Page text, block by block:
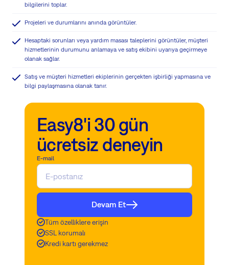
bilgilerini toplar.
Projeleri ve durumlarını anında görüntüler.
Hesaptaki sorunları veya yardım masası taleplerini görüntüler, müşteri
hizmetlerinin durumunu anlamaya ve satış ekibini uyarıya geçirmeye
olanak sağlar.
Satış ve müşteri hizmetleri ekiplerinin gerçekten işbirliği yapmasına ve
bilgi paylaşmasına olanak tanır.
Easy8'i 30 gün
ücretsiz deneyin
E-mail
Devam Et
Tüm özelliklere erişin
SSL korumalı
Kredi kartı gerekmez